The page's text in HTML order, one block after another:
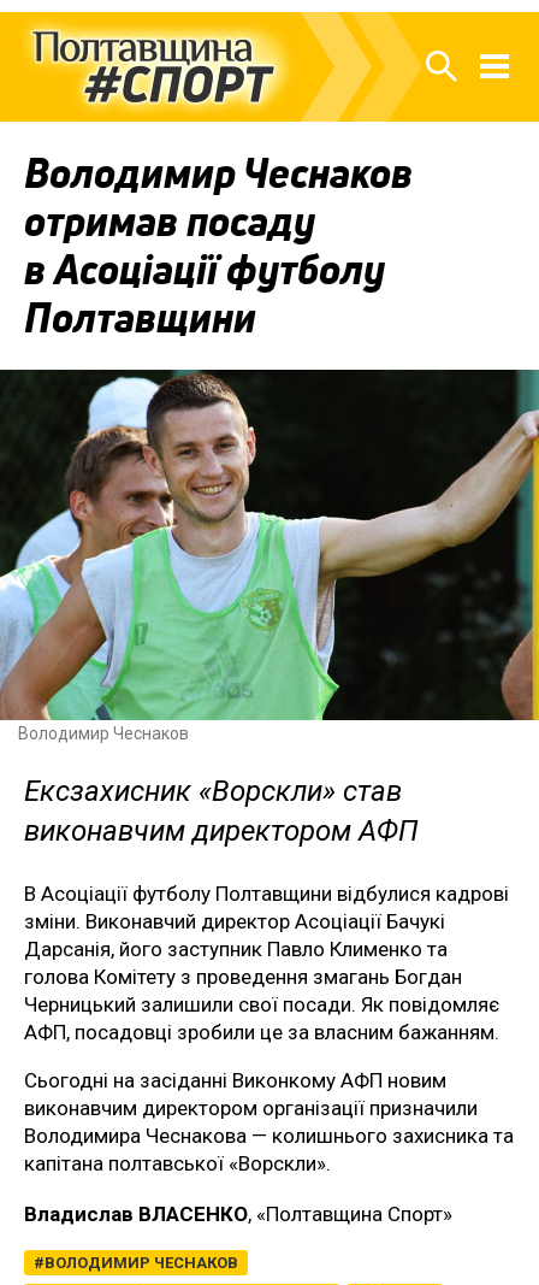
Володимир Чеснаков
отримав посаду
в Асоціації футболу
Полтавщини
Володимир Чеснаков
Ексзахисник «Ворскли» став
виконавчим директором АФП
В Асоціації футболу Полтавщини відбулися кадрові
зміни. Виконавчий директор Асоціації Бачукі
Дарсанія, його заступник Павло Клименко та
голова Комітету з проведення змагань Богдан
Черницький залишили свої посади. Як повідомляє
АФП, посадовці зробили це за власним бажанням.
Сьогодні на засіданні Виконкому АФП новим
виконавчим директором організації призначили
Володимира Чеснакова — колишнього захисника та
капітана полтавської «Ворскли».
Владислав ВЛАСЕНКО, «Полтавщина Спорт»
ВОЛОДИМИР ЧЕСНАКОВ